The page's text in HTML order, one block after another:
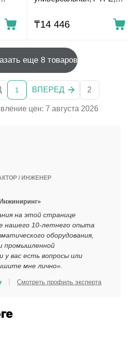
₸14 446
еще 8 товаров
1 ВПЕРЕД 2
цен: 7 августа 2026
/ ИНЖЕНЕР
на этой странице
нашего 10-летнего опыта
оборудования,
промышленной
у вас есть вопросы или
мне лично».
Смотреть профиль эксперта